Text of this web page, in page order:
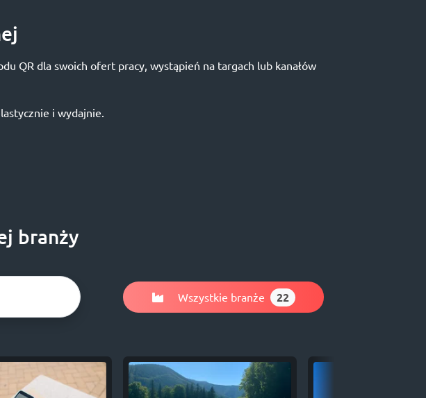
QR dla swoich ofert pracy, wystąpień na targach lub kanałów
i wydajnie.
branży
Wszystkie branże 22